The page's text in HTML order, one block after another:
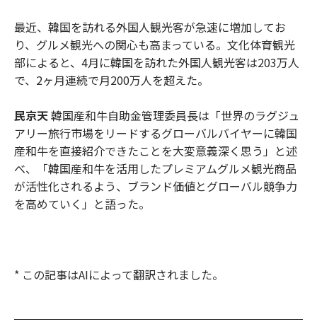
最近、韓国を訪れる外国人観光客が急速に増加してお
り、グルメ観光への関心も高まっている。文化体育観光
部によると、4月に韓国を訪れた外国人観光客は203万人
で、2ヶ月連続で月200万人を超えた。
民京天韓国産和牛自助金管理委員長は「世界のラグジュ
アリー旅行市場をリードするグローバルバイヤーに韓国
産和牛を直接紹介できたことを大変意義深く思う」と述
べ、「韓国産和牛を活用したプレミアムグルメ観光商品
が活性化されるよう、ブランド価値とグローバル競争力
を高めていく」と語った。
* この記事はAIによって翻訳されました。